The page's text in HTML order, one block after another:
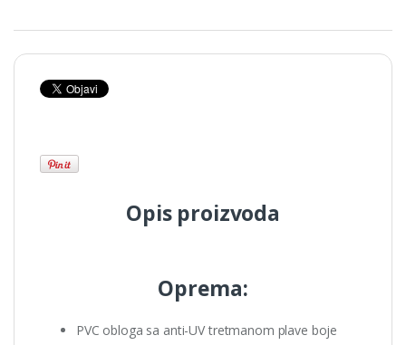
Opis proizvoda
Oprema:
PVC obloga sa anti-UV tretmanom plave boje